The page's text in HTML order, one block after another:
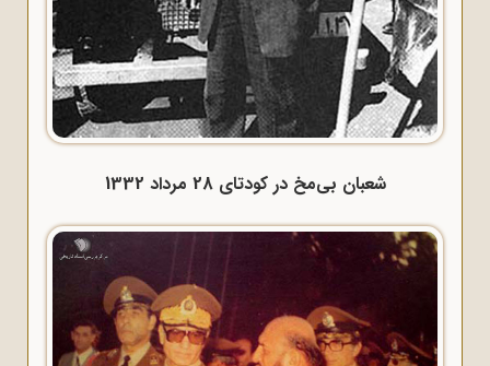
شعبان بی‌مخ در کودتای 28 مرداد 1332